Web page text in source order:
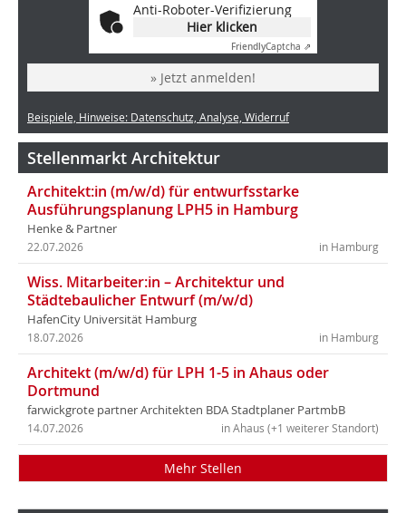
Anti-Roboter-Verifizierung
Hier klicken
FriendlyCaptcha ⇗
» Jetzt anmelden!
Beispiele, Hinweise: Datenschutz, Analyse, Widerruf
Stellenmarkt Architektur
Architekt:in (m/w/d) für entwurfsstarke
Ausführungsplanung LPH5 in Hamburg
Henke & Partner
in Hamburg
22.07.2026
Wiss. Mitarbeiter:in – Architektur und
Städtebaulicher Entwurf (m/w/d)
HafenCity Universität Hamburg
in Hamburg
18.07.2026
Architekt (m/w/d) für LPH 1-5 in Ahaus oder
Dortmund
farwickgrote partner Architekten BDA Stadtplaner PartmbB
in Ahaus (+1 weiterer Standort)
14.07.2026
Mehr Stellen